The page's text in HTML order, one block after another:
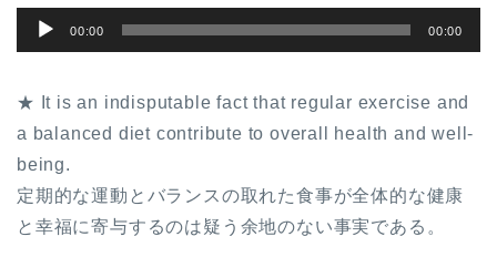
声
レ
ー
ヤ
ー
00:00 00:00
★ It is an indisputable fact that regular exercise and
a balanced diet contribute to overall health and well-
being.
定期的な運動とバランスの取れた食事が全体的な健康
と幸福に寄与するのは疑う余地のない事実である。